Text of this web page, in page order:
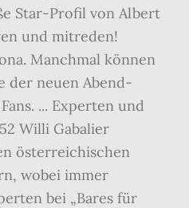
Star-Profil von Albert
und mitreden!
Manchmal können
der neuen Abend-
... Experten und
Willi Gabalier
österreichischen
wobei immer
bei „Bares für